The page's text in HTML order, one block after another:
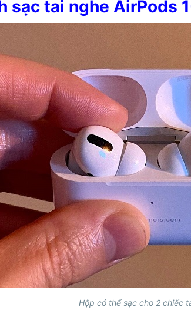
sạc tai nghe AirPods
Hộp có thể sạc cho 2 chiếc